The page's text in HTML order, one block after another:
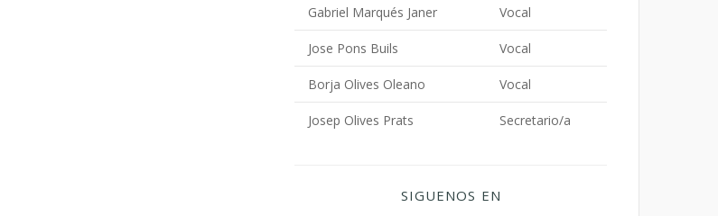
Gabriel Marqués Janer Vocal
Jose Pons Buils Vocal
Borja Olives Oleano Vocal
Josep Olives Prats Secretario/a
SIGUENOS EN